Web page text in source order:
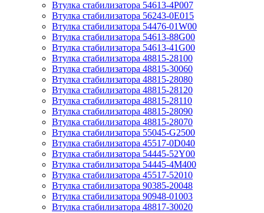
Втулка стабилизатора 54613-4P007
Втулка стабилизатора 56243-0E015
Втулка стабилизатора 54476-01W00
Втулка стабилизатора 54613-88G00
Втулка стабилизатора 54613-41G00
Втулка стабилизатора 48815-28100
Втулка стабилизатора 48815-30060
Втулка стабилизатора 48815-28080
Втулка стабилизатора 48815-28120
Втулка стабилизатора 48815-28110
Втулка стабилизатора 48815-28090
Втулка стабилизатора 48815-28070
Втулка стабилизатора 55045-G2500
Втулка стабилизатора 45517-0D040
Втулка стабилизатора 54445-52Y00
Втулка стабилизатора 54445-4M400
Втулка стабилизатора 45517-52010
Втулка стабилизатора 90385-20048
Втулка стабилизатора 90948-01003
Втулка стабилизатора 48817-30020